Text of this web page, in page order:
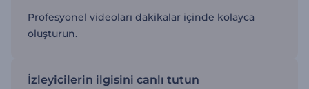
Profesyonel videoları dakikalar içinde kolayca
oluşturun.
İzleyicilerin ilgisini canlı tutun